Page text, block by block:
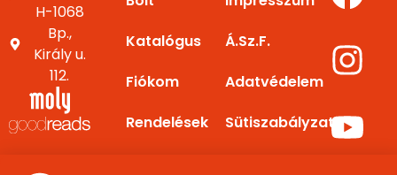
H-1068
Bp.,
Király u.
112.
Katalógus
Fiókom
Rendelések
Á.Sz.F.
Adatvédelem
Sütiszabályzat